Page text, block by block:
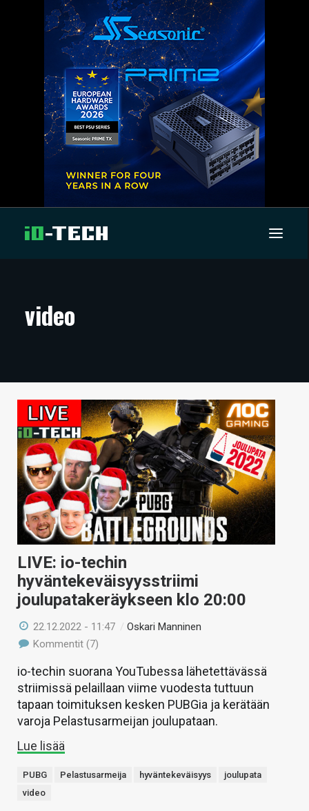
ARTIKKELIT
TECHBBS
TIETOA
HINTA.FI
KAUPPA
VAIHDA TEEMA
HAKU
video
LIVE: io-techin
hyväntekeväisyysstriimi
joulupatakeräykseen klo 20:00
22.12.2022 - 11:47 /Oskari Manninen
Kommentit (7)
io-techin suorana YouTubessa lähetettävässä
striimissä pelaillaan viime vuodesta tuttuun
tapaan toimituksen kesken PUBGia ja kerätään
varoja Pelastusarmeijan joulupataan.
Lue lisää
PUBG Pelastusarmeija hyväntekeväisyys
joulupata
video